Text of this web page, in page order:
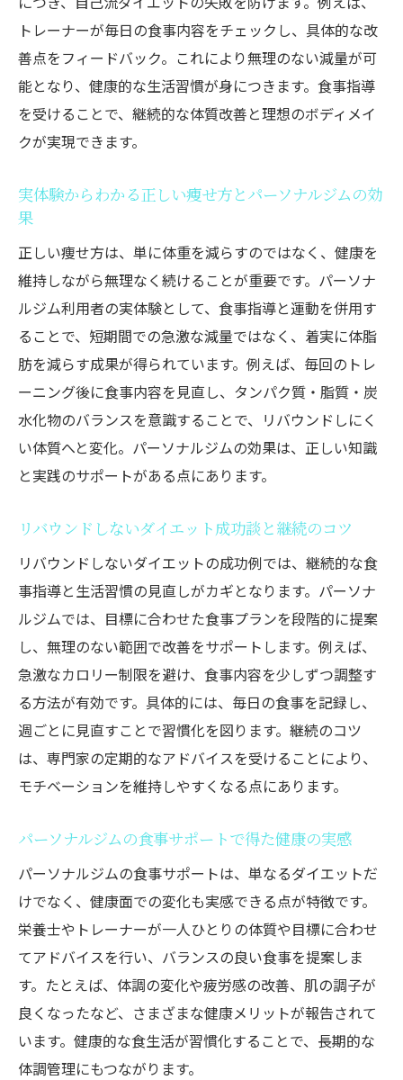
トレーナーが毎日の食事内容をチェックし、具体的な改
善点をフィードバック。これにより無理のない減量が可
能となり、健康的な生活習慣が身につきます。食事指導
を受けることで、継続的な体質改善と理想のボディメイ
クが実現できます。
実体験からわかる正しい痩せ方とパーソナルジムの効
果
正しい痩せ方は、単に体重を減らすのではなく、健康を
維持しながら無理なく続けることが重要です。パーソナ
ルジム利用者の実体験として、食事指導と運動を併用す
ることで、短期間での急激な減量ではなく、着実に体脂
肪を減らす成果が得られています。例えば、毎回のトレ
ーニング後に食事内容を見直し、タンパク質・脂質・炭
水化物のバランスを意識することで、リバウンドしにく
い体質へと変化。パーソナルジムの効果は、正しい知識
と実践のサポートがある点にあります。
リバウンドしないダイエット成功談と継続のコツ
リバウンドしないダイエットの成功例では、継続的な食
事指導と生活習慣の見直しがカギとなります。パーソナ
ルジムでは、目標に合わせた食事プランを段階的に提案
し、無理のない範囲で改善をサポートします。例えば、
急激なカロリー制限を避け、食事内容を少しずつ調整す
る方法が有効です。具体的には、毎日の食事を記録し、
週ごとに見直すことで習慣化を図ります。継続のコツ
は、専門家の定期的なアドバイスを受けることにより、
モチベーションを維持しやすくなる点にあります。
パーソナルジムの食事サポートで得た健康の実感
パーソナルジムの食事サポートは、単なるダイエットだ
けでなく、健康面での変化も実感できる点が特徴です。
栄養士やトレーナーが一人ひとりの体質や目標に合わせ
てアドバイスを行い、バランスの良い食事を提案しま
す。たとえば、体調の変化や疲労感の改善、肌の調子が
良くなったなど、さまざまな健康メリットが報告されて
います。健康的な食生活が習慣化することで、長期的な
体調管理にもつながります。